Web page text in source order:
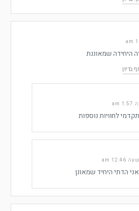
היחידה שמאוננת
בדיון
לחוויות נוספות
הדתי היחיד שמאונן